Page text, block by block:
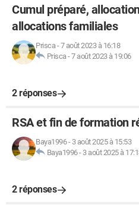
Cumul préparé,
allocations familiales
Prisca-7 août 2023 à 16:18
Prisca-7 août 2023 à 19:06
2 réponses
RSA et fin de formation
Baya1996- 3 août 2025 à 15:53
Baya1996- 3 août 2025 à
2 réponses